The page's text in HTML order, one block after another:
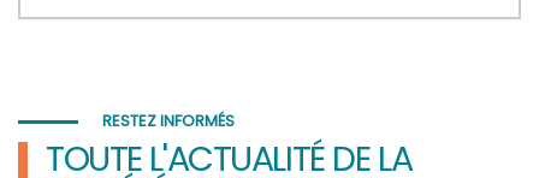
RESTEZ INFORMÉS
TOUTE L'ACTUALITÉ DE LA